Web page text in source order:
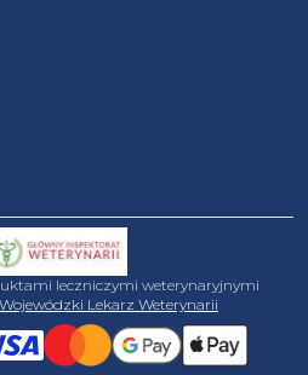
leczniczymi weterynaryjnymi
Lekarz Weterynarii